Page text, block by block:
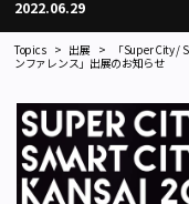
2022.06.29
Topics 出展
「Super City /
ンファレンス」出展のお知らせ